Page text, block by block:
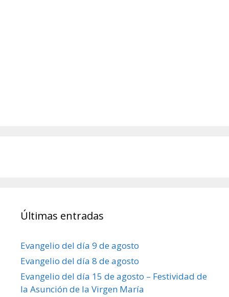
Últimas entradas
Evangelio del día 9 de agosto
Evangelio del día 8 de agosto
Evangelio del día 15 de agosto – Festividad de
la Asunción de la Virgen María